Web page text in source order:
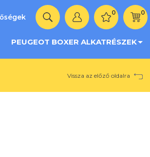
0 0
PEUGEOT BOXER ALKATRÉSZEK
Vissza az előző oldalra